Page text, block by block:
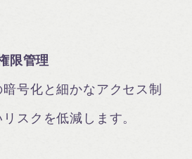
限管理
号化と細かなアクセス制
スクを低減します。